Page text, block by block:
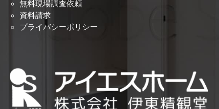
無料現場調査依頼
資料請求
プライバシーポリシー